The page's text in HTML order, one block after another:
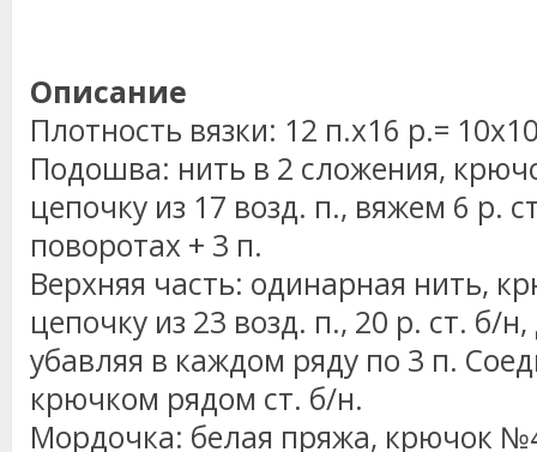
Описание
Плотность вязки: 12 п.х16 р.=
Подошва: нить в 2 сложения,
цепочку из 17 возд. п., вяжем 6 р.
поворотах + 3 п.
Верхняя часть: одинарная нить,
цепочку из 23 возд. п., 20 р. ст. б/
убавляя в каждом ряду по 3 п.
крючком рядом ст. б/н.
Мордочка: белая пряжа, крючок